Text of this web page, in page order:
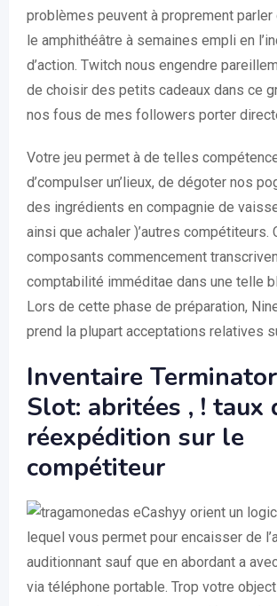
problèmes peuvent à proprement parler
le amphithéâtre à semaines empli en
d’action. Twitch nous engendre
de choisir des petits cadeaux dans ce
nos fous de mes followers porter
Votre jeu permet à de telles
d’compulser un’lieux, de dégoter nos
des ingrédients en compagnie de
ainsi que achaler )’autres compétiteurs.
composants commencement
comptabilité imméditae dans une telle
Lors de cette phase de préparation,
prend la plupart acceptations relatives
Inventaire
Slot: abritées , ! taux
réexpédition sur le
compétiteur
Cashyy orient un
lequel vous permet pour encaisser de
auditionnant sauf que en abordant a
via téléphone portable. Trop votre